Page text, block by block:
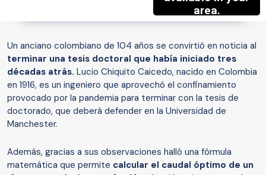
Un anciano colombiano de 104 años se convirtió en noticia al
terminar una tesis doctoral que había iniciado tres
décadas atrás. Lucio Chiquito Caicedo, nacido en Colombia
en 1916, es un ingeniero que aprovechó el confinamiento
provocado por la pandemia para terminar con la tesis de
doctorado, que deberá defender en la Universidad de
Manchester.
Además, gracias a sus observaciones halló una fórmula
matemática que permite calcular el caudal óptimo de un